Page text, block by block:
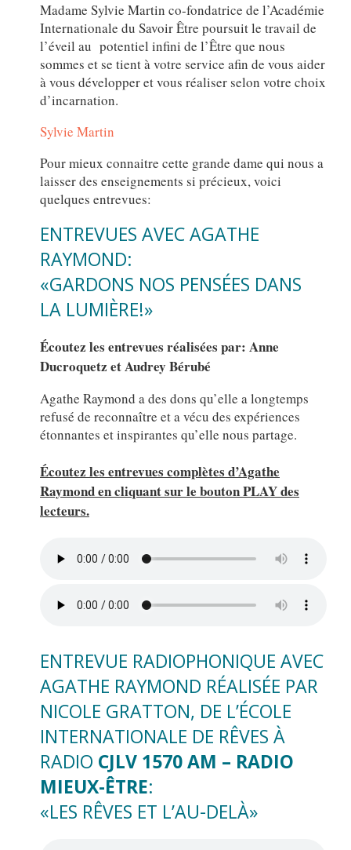
Madame Sylvie Martin co-fondatrice de l’Académie
Internationale du Savoir Être poursuit le travail de
l’éveil au potentiel infini de l’Être que nous
sommes et se tient à votre service afin de vous aider
à vous développer et vous réaliser selon votre choix
d’incarnation.
Sylvie Martin
Pour mieux connaitre cette grande dame qui nous a
laisser des enseignements si précieux, voici
quelques entrevues:
ENTREVUES AVEC AGATHE
RAYMOND:
«GARDONS NOS PENSÉES DANS
LA LUMIÈRE!»
Écoutez les entrevues réalisées par: Anne
Ducroquetz et Audrey Bérubé
Agathe Raymond a des dons qu’elle a longtemps
refusé de reconnaître et a vécu des expériences
étonnantes et inspirantes qu’elle nous partage.
Écoutez les entrevues complètes d’Agathe
Raymond en cliquant sur le bouton PLAY des
lecteurs.
ENTREVUE RADIOPHONIQUE AVEC
AGATHE RAYMOND RÉALISÉE PAR
NICOLE GRATTON, DE L’ÉCOLE
INTERNATIONALE DE RÊVES À
RADIO CJLV 1570 AM – RADIO
MIEUX-ÊTRE:
«LES RÊVES ET L’AU-DELÀ»